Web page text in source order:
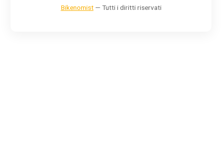
Bikenomist— Tutti i diritti riservati